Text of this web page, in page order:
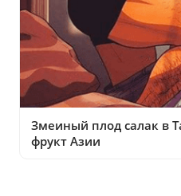
Змеиный плод салак в
фрукт Азии